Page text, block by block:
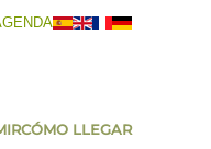
CÓMO LLEGAR